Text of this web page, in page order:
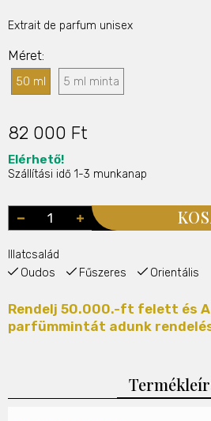
Extrait de parfum unisex
Méret
50 ml 5 ml minta
82 000 Ft
Elérhető!
Szállítási idő 1-3 munkanap
Illatcsalád
Oudos Fűszeres Orientális
Rendelj 50.000.-ft felett és
parfümmintát adunk